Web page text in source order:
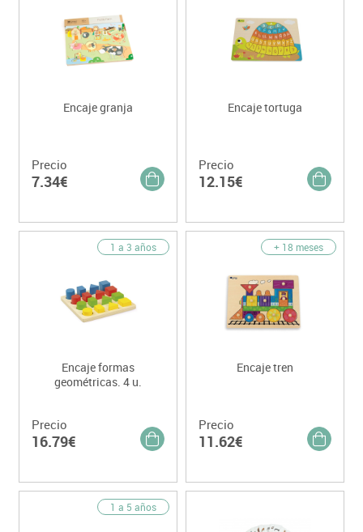
Encaje granja
Precio
7.34€
Encaje tortuga
Precio
12.15€
1 a 3 años
Encaje formas
geométricas. 4 u.
Precio
16.79€
+ 18 meses
Encaje tren
Precio
11.62€
1 a 5 años